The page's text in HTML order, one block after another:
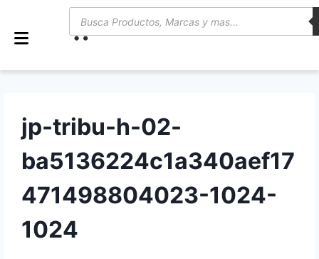
jp-tribu-h-02-
ba5136224c1a340aef17
471498804023-1024-
1024